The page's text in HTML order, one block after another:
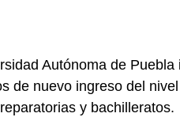
Autónoma de
de nuevo ingreso del
y bachilleratos.